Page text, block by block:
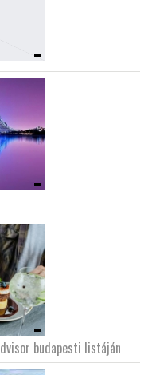
budapesti listáján